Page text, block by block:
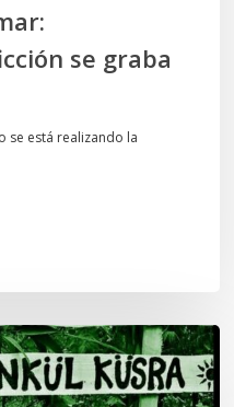
se graba
se está realizando la